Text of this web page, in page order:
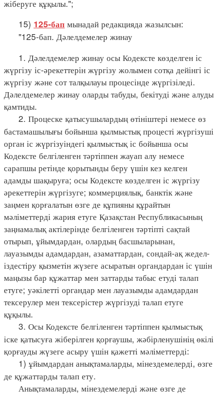
жіберуге құқылы.";
15) 125-бап мынадай редакцияда жазылсын:
"125-бап. Дәлелдемелер жинау
1. Дәлелдемелер жинау осы Кодексте көзделген іс
жүргізу іс-әрекеттерін жүргізу жолымен сотқа дейінгі іс
жүргізу және сот талқылауы процесінде жүргізіледі.
Дәлелдемелер жинау оларды табуды, бекітуді және алуды
қамтиды.
2. Процеске қатысушылардың өтініштері немесе өз
бастамашылығы бойынша қылмыстық процесті жүргізуші
орган іс жүргізуіндегі қылмыстық іс бойынша осы
Кодексте белгіленген тәртіппен жауап алу немесе
сарапшы ретінде қорытынды беру үшін кез келген
адамды шақыруға; осы Кодексте көзделген іс жүргізу
әрекеттерін жүргізуге; коммерциялық, банктік және
заңмен қорғалатын өзге де құпияны құрайтын
мәліметтерді жария етуге Қазақстан Республикасының
заңнамалық актілерінде белгіленген тәртіпті сақтай
отырып, ұйымдардан, олардың басшыларынан,
лауазымды адамдардан, азаматтардан, сондай-ақ жедел-
іздестіру қызметін жүзеге асыратын органдардан іс үшін
маңызы бар құжаттар мен заттарды табыс етуді талап
етуге; уәкілетті органдар мен лауазымды адамдардан
тексерулер мен тексерістер жүргізуді талап етуге
құқылы.
3. Осы Кодексте белгіленген тәртіппен қылмыстық
іске қатысуға жіберілген қорғаушы, жәбірленушінің өкілі
қорғауды жүзеге асыру үшін қажетті мәліметтерді:
1) ұйымдардан анықтамаларды, мінездемелерді, өзге
де құжаттарды талап ету.
Анықтамаларды, мінездемелерді және өзге де